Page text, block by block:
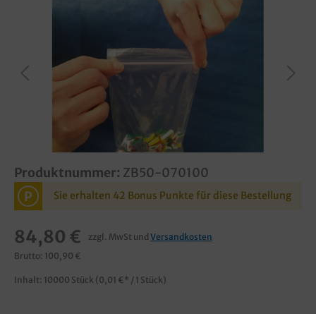
Produktnummer: ZB50-070100
P Sie erhalten 42 Bonus Punkte für diese Bestellung
84,80 € zzgl. MwSt und Versandkosten
Brutto: 100,90 €
Inhalt: 10000 Stück (0,01 €* / 1 Stück)